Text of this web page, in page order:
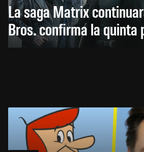
La saga Matrix
Bros. confirma la quinta